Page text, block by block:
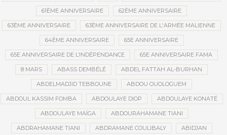
61ÈME ANNIVERSAIRE 62ÈME ANNIVERSAIRE
63ÈME ANNIVERSAIRE 63ÈME ANNIVERSAIRE DE L'ARMÉE MALIENNE
64ÈME ANNIVERSAIRE 65E ANNIVERSAIRE
65E ANNIVERSAIRE DE L’INDÉPENDANCE 65E ANNIVERSAIRE FAMA
8 MARS ABASS DEMBÉLÉ ABDEL FATTAH AL-BURHAN
ABDELMADJID TEBBOUNE ABDOU OUOLOGUEM
ABDOUL KASSIM FOMBA ABDOULAYE DIOP ABDOULAYE KONATÉ
ABDOULAYE MAÏGA ABDOURAHAMANE TIANI
ABDRAHAMANE TIANI ABDRAMANE COULIBALY ABIDJAN